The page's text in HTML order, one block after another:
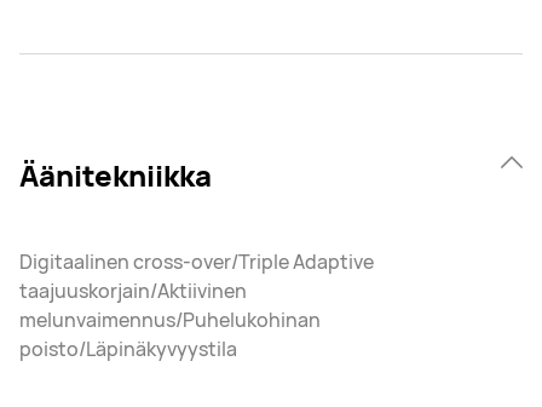
Äänitekniikka
Digitaalinen cross-over/Triple Adaptive
taajuuskorjain/Aktiivinen
melunvaimennus/Puhelukohinan
poisto/Läpinäkyvyystila